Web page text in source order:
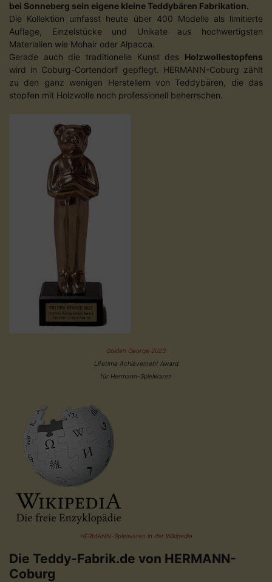
bei Sonneberg sein eigene kleine Teddybären Fabrikation.
Die Kollektion umfasst heute über 400 Modelle als limitierte
Auflage, Einzelstücke und Unikate aus hochwertigsten
Materialien wie Mohair oder Alpacca.
Gerade auch die traditionelle Kunst des Holzwollestopfens
wird in Coburg-Cortendorf gepflegt. HERMANN-Coburg zählt
zu den ganz wenigen Herstellern von Teddybären, die das
stopfen mit Holzwolle noch professionell beherrschen.
Golden George 2023
Lifetime Achievement Award
für Hermann-Spielwaren
HERMANN-Spielwaren in der Wikipedia
Die Teddy-Fabrik.de von HERMANN-
Coburg